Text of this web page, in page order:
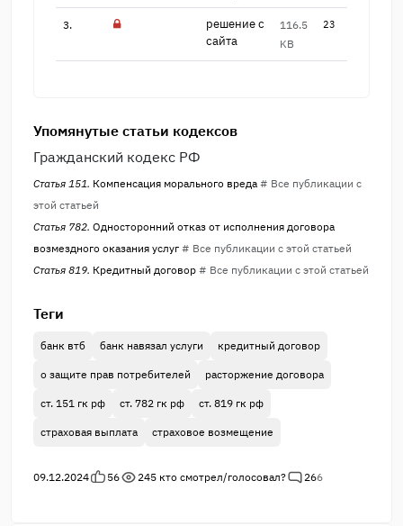
3.
решение с
сайта
116.5
KB
23
Упомянутые статьи кодексов
Гражданский кодекс РФ
Статья 151. Компенсация морального вреда # Все публикации с
этой статьей
Статья 782. Односторонний отказ от исполнения договора
возмездного оказания услуг # Все публикации с этой статьей
Статья 819. Кредитный договор # Все публикации с этой статьей
Теги
банк втб банк навязал услуги кредитный договор
о защите прав потребителей расторжение договора
ст. 151 гк рф ст. 782 гк рф ст. 819 гк рф
страховая выплата страховое возмещение
09.12.2024 56 245 кто смотрел/голосовал? 266